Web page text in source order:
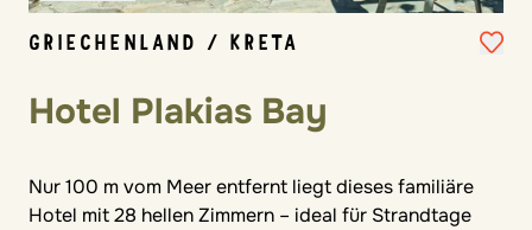
GRIECHENLAND / KRETA
Hotel Plakias Bay
Nur 100 m vom Meer entfernt liegt dieses familiäre
Hotel mit 28 hellen Zimmern – ideal für Strandtage